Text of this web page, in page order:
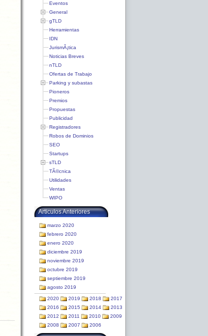
Eventos
General
gTLD
Herramientas
IDN
JurismÃ¡tica
Noticias Breves
nTLD
Ofertas de Trabajo
Parking y subastas
Pioneros
Premios
Propuestas
Publicidad
Registradores
Robos de Dominios
SEO
Startups
sTLD
TÃ©cnica
Utilidades
Ventas
WIPO
Articulos Anteriores
marzo 2020
febrero 2020
enero 2020
diciembre 2019
noviembre 2019
octubre 2019
septiembre 2019
agosto 2019
2020 2019 2018
2017
2016
2015 2014
2013
2012
2011 2010
2009
2008
2007 2006